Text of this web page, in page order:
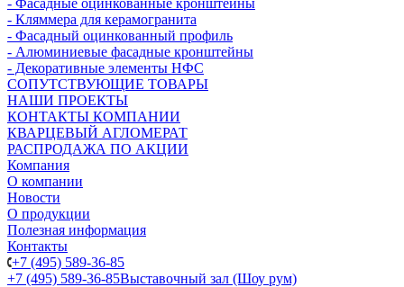
- Фасадные оцинкованные кронштейны
- Кляммера для керамогранита
- Фасадный оцинкованный профиль
- Алюминиевые фасадные кронштейны
- Декоративные элементы НФС
СОПУТСТВУЮЩИЕ ТОВАРЫ
НАШИ ПРОЕКТЫ
КОНТАКТЫ КОМПАНИИ
КВАРЦЕВЫЙ АГЛОМЕРАТ
РАСПРОДАЖА ПО АКЦИИ
Компания
О компании
Новости
О продукции
Полезная информация
Контакты
+7 (495) 589-36-85
+7 (495) 589-36-85Выставочный зал (Шоу рум)